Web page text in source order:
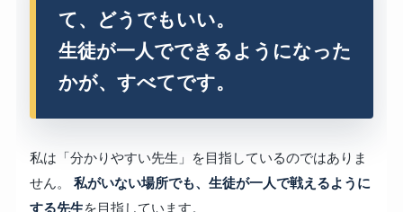
て、どうでもいい。
生徒が一人でできるようになった
かが、すべてです。
私は「分かりやすい先生」を目指しているのではありま
せん。 私がいない場所でも、生徒が一人で戦えるように
する先生を目指しています。